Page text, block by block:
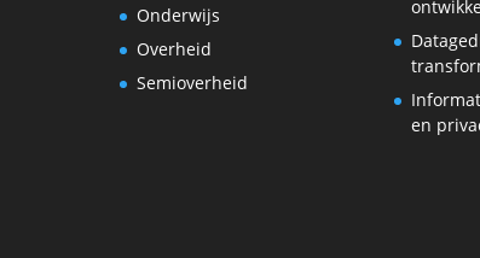
Onderwijs
Overheid
Semioverheid
en